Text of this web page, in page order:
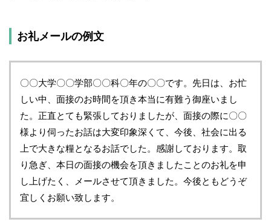
お礼メールの例文
〇〇大学〇〇学部〇〇科〇年の〇〇です。先日は、お忙
しい中、面接のお時間を頂き本当に有難う御座いまし
た。正直とても緊張しておりましたが、面接の際に〇〇
様より伺ったお話は大変印象深くて、今後、社会に出る
上で大きな糧となるお話でした。感謝しております。取
り急ぎ、本日の面接の機会を頂きましたことのお礼を申
し上げたく、メールさせて頂きました。今後ともどうぞ
宜しくお願い致します。